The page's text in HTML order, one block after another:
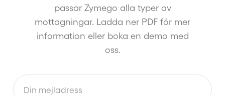
passar Zymego alla typer av
mottagningar. Ladda ner PDF för mer
information eller boka en demo med
oss.